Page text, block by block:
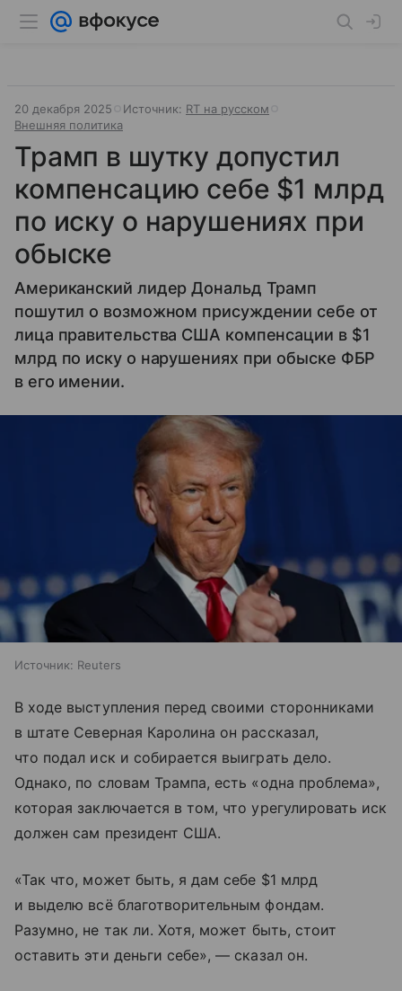
20 декабря 2025 Источник: RT на русском
Внешняя политика
Трамп в шутку допустил
компенсацию себе $1 млрд
по иску о нарушениях при
обыске
Американский лидер Дональд Трамп
пошутил о возможном присуждении себе от
лица правительства США компенсации в $1
млрд по иску о нарушениях при обыске ФБР
в его имении.
Источник: Reuters
В ходе выступления перед своими сторонниками
в штате Северная Каролина он рассказал,
что подал иск и собирается выиграть дело.
Однако, по словам Трампа, есть «одна проблема»,
которая заключается в том, что урегулировать иск
должен сам президент США.
«Так что, может быть, я дам себе $1 млрд
и выделю всё благотворительным фондам.
Разумно, не так ли. Хотя, может быть, стоит
оставить эти деньги себе», — сказал он.